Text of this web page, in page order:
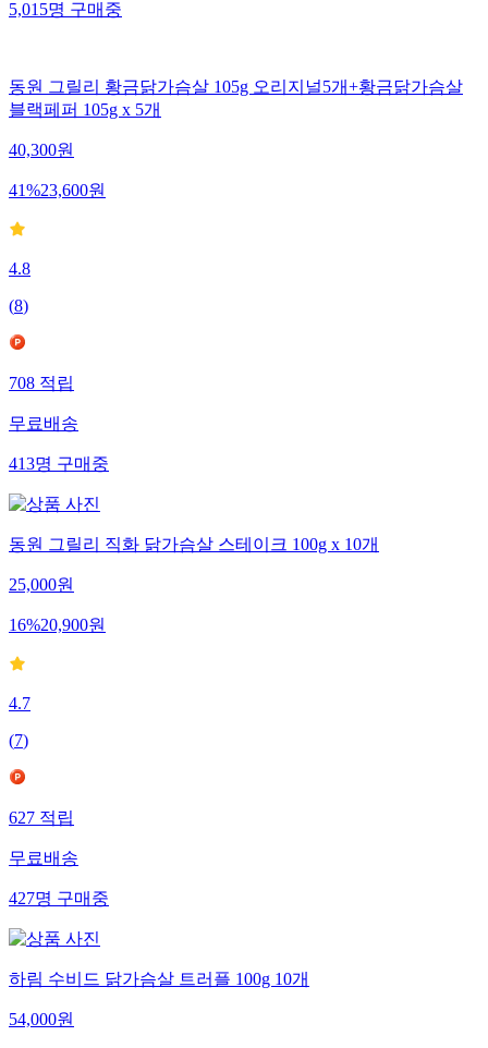
5,015명구매중
동원 그릴리 황금닭가슴살 105g 오리지널5개+황금닭가슴살
블랙페퍼 105g x 5개
40,300원
41%23,600원
4.8
(8)
708적립
무료배송
413명구매중
동원 그릴리 직화 닭가슴살 스테이크 100g x 10개
25,000원
16%20,900원
4.7
(7)
627적립
무료배송
427명구매중
하림 수비드 닭가슴살 트러플 100g 10개
54,000원